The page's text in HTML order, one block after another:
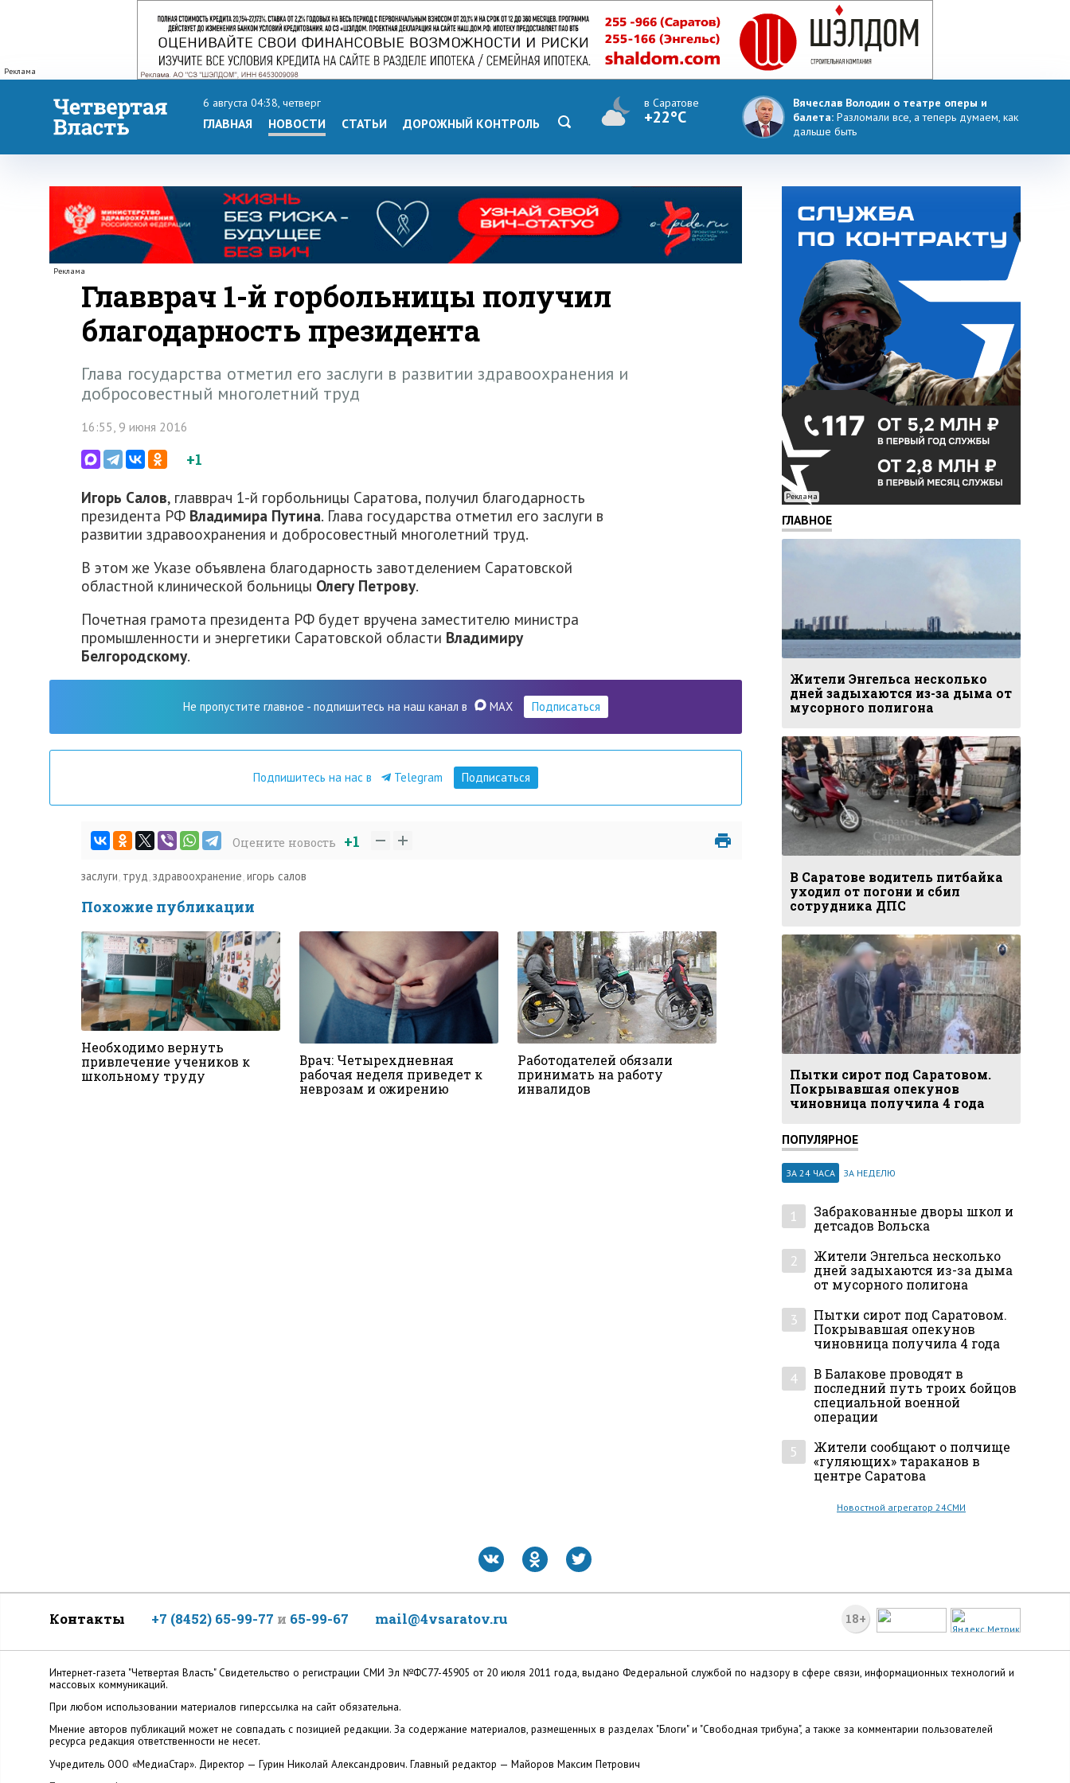
Реклама
6 августа 04:38, четверг
ГЛАВНАЯ НОВОСТИ СТАТЬИ ДОРОЖНЫЙ КОНТРОЛЬ
в Саратове
+22°C
Вячеслав Володин о театре оперы и
балета: Разломали все, а теперь думаем, как
дальше быть
Реклама
Главврач 1-й горбольницы получил
благодарность президента
Глава государства отметил его заслуги в развитии здравоохранения и
добросовестный многолетний труд
16:55, 9 июня 2016
+1
Игорь Салов, главврач 1-й горбольницы Саратова, получил благодарность
президента РФ Владимира Путина. Глава государства отметил его заслуги в
развитии здравоохранения и добросовестный многолетний труд.
В этом же Указе объявлена благодарность завотделением Саратовской
областной клинической больницы Олегу Петрову.
Почетная грамота президента РФ будет вручена заместителю министра
промышленности и энергетики Саратовской области Владимиру
Белгородскому.
Не пропустите главное - подпишитесь на наш канал в MAX Подписаться
Подпишитесь на нас в Telegram Подписаться
Оцените новость +1
заслуги, труд,здравоохранение,игорь салов
Похожие публикации
Необходимо вернуть
привлечение учеников к
школьному труду
Врач: Четырехдневная
рабочая неделя приведет к
неврозам и ожирению
Работодателей обязали
принимать на работу
инвалидов
Реклама
ГЛАВНОЕ
Жители Энгельса несколько
дней задыхаются из-за дыма от
мусорного полигона
В Саратове водитель питбайка
уходил от погони и сбил
сотрудника ДПС
Пытки сирот под Саратовом.
Покрывавшая опекунов
чиновница получила 4 года
ПОПУЛЯРНОЕ
ЗА 24 ЧАСА ЗА НЕДЕЛЮ
1
Забракованные дворы школ и
детсадов Вольска
2
Жители Энгельса несколько
дней задыхаются из-за дыма
от мусорного полигона
3
Пытки сирот под Саратовом.
Покрывавшая опекунов
чиновница получила 4 года
4
В Балакове проводят в
последний путь троих бойцов
специальной военной
операции
5
Жители сообщают о полчище
«гуляющих» тараканов в
центре Саратова
Новостной агрегатор 24СМИ
18+
Контакты +7 (8452) 65-99-77 и 65-99-67 mail@4vsaratov.ru
Интернет-газета "Четвертая Власть" Cвидетельство о регистрации СМИ Эл №ФС77-45905 от 20 июля 2011 года, выдано Федеральной службой по надзору в сфере связи, информационных технологий и
массовых коммуникаций.
При любом использовании материалов гиперссылка на сайт обязательна.
Мнение авторов публикаций может не совпадать с позицией редакции. За содержание материалов, размещенных в разделах "Блоги" и "Свободная трибуна", а также за комментарии пользователей
ресурса редакция ответственности не несет.
Учредитель ООО «МедиаСтар». Директор — Гурин Николай Александрович. Главный редактор — Майоров Максим Петрович